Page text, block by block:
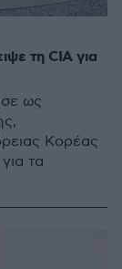
τη CIA για
ως
Κορέας
τα